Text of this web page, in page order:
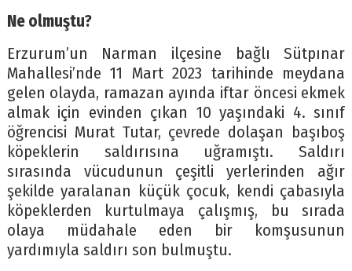
Ne olmuştu?
Erzurum’un Narman ilçesine bağlı Sütpınar
Mahallesi’nde 11 Mart 2023 tarihinde meydana
gelen olayda, ramazan ayında iftar öncesi ekmek
almak için evinden çıkan 10 yaşındaki 4. sınıf
öğrencisi Murat Tutar, çevrede dolaşan başıboş
köpeklerin saldırısına uğramıştı. Saldırı
sırasında vücudunun çeşitli yerlerinden ağır
şekilde yaralanan küçük çocuk, kendi çabasıyla
köpeklerden kurtulmaya çalışmış, bu sırada
olaya müdahale eden bir komşusunun
yardımıyla saldırı son bulmuştu.